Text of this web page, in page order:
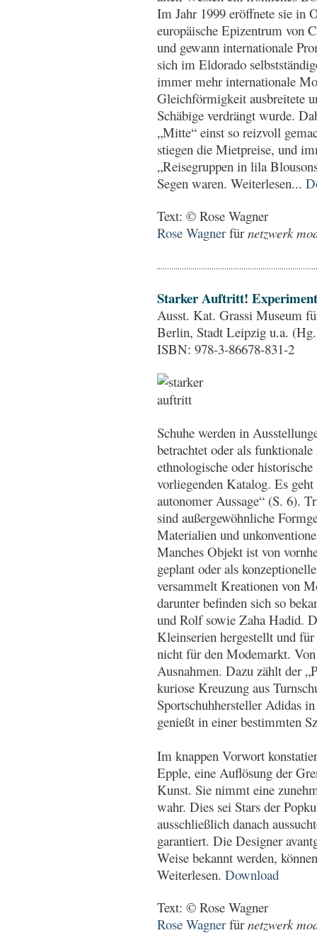
Im Jahr 1999 eröffnete sie in
europäische Epizentrum von
und gewann internationale
sich im Eldorado
immer mehr internationale
Gleichförmigkeit ausbreitete
Schäbige verdrängt wurde.
„Mitte“ einst so reizvoll
stiegen die Mietpreise, und
„Reisegruppen in lila
Segen waren. Weiterlesen...
Text: © Rose Wagner
Rose Wagnerfürnetzwerk
Starker Auftritt!
Ausst. Kat. Grassi Museum
Berlin, Stadt Leipzig u.a.
ISBN: 978-3-86678-831-2
Schuhe werden in
betrachtet oder als
ethnologische oder
vorliegenden Katalog. Es
autonomer Aussage“ (S. 6).
sind außergewöhnliche
Materialien und
Manches Objekt ist von
geplant oder als
versammelt Kreationen von
darunter befinden sich so
und Rolf sowie Zaha Hadid.
Kleinserien hergestellt und
nicht für den Modemarkt.
Ausnahmen. Dazu zählt der
kuriose Kreuzung aus
Sportschuhhersteller Adidas
genießt in einer bestimmten
Im knappen Vorwort
Epple, eine Auflösung der
Kunst. Sie nimmt eine
wahr. Dies sei Stars der
ausschließlich danach
garantiert. Die Designer
Weise bekannt werden,
Weiterlesen. Download
Text: © Rose Wagner
Rose Wagnerfürnetzwerk